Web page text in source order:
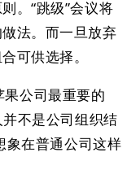
。“跳级”会议将
法。而一旦放弃
可供选择。
公司最重要的
不是公司组织结
象在普通公司这样